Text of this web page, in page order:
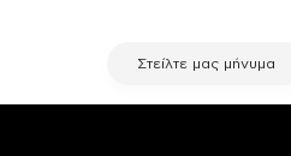
Στείλτε μας μήνυμα